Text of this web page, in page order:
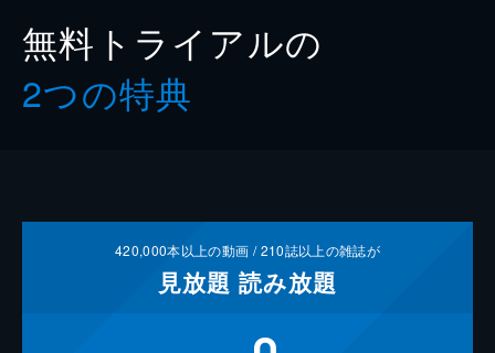
無料トライアルの
2つの特典
420,000本以上の動画 /210誌以上の雑誌が
見放題 読み放題